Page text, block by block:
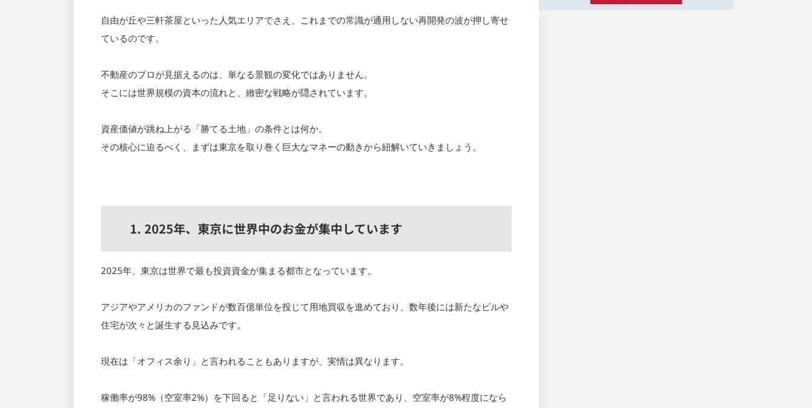
自由が丘や三軒茶屋といった人気エリアでさえ、これまでの常識が通用しない再開発の波が押し寄せ
ているのです。
不動産のプロが見据えるのは、単なる景観の変化ではありません。
そこには世界規模の資本の流れと、緻密な戦略が隠されています。
資産価値が跳ね上がる「勝てる土地」の条件とは何か。
その核心に迫るべく、まずは東京を取り巻く巨大なマネーの動きから紐解いていきましょう。
1. 2025年、東京に世界中のお金が集中しています
2025年、東京は世界で最も投資資金が集まる都市となっています。
アジアやアメリカのファンドが数百億単位を投じて用地買収を進めており、数年後には新たなビルや
住宅が次々と誕生する見込みです。
現在は「オフィス余り」と言われることもありますが、実情は異なります。
稼働率が98%（空室率2%）を下回ると「足りない」と言われる世界であり、空室率が8%程度になら